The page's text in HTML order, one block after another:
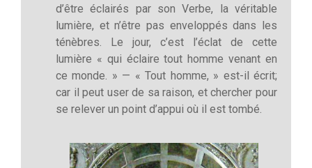
d’être éclairés par son Verbe, la véritable
lumière, et n’être pas enveloppés dans les
ténèbres. Le jour, c’est l’éclat de cette
lumière « qui éclaire tout homme venant en
ce monde. » — « Tout homme, » est-il écrit;
car il peut user de sa raison, et chercher pour
se relever un point d’appui où il est tombé.